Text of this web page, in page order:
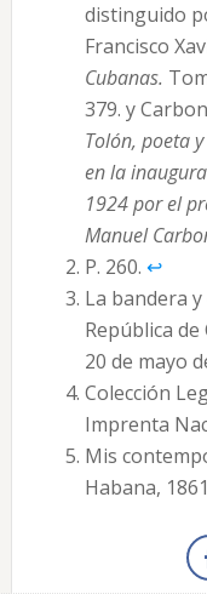
distinguido
Francisco
Cubanas.
379. y
Tolón, poeta
en la
1924 por el
Manuel
P. 260. ↩︎
La bandera
República de
20 de mayo
Colección
Imprenta
Mis
Habana,